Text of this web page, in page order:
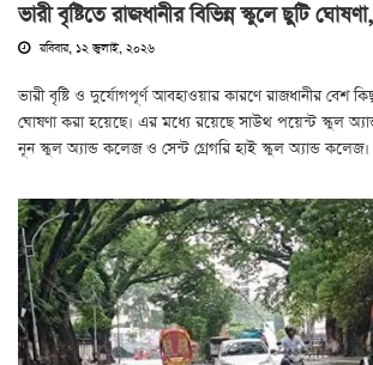
ভারী বৃষ্টিতে রাজধানীর বিভিন্ন স্কুলে ছুটি
রবিবার, ১২ জুলাই, ২০২৬
ভারী বৃষ্টি ও দুর্যোগপূর্ণ আবহাওয়ার কারণে রাজধানীর বেশ
ঘোষণা করা হয়েছে। এর মধ্যে রয়েছে সাউথ পয়েন্ট স্কুল
নূন স্কুল অ্যান্ড কলেজ ও সেন্ট গ্রেগরি হাই স্কুল অ্যান্ড কলেজ।